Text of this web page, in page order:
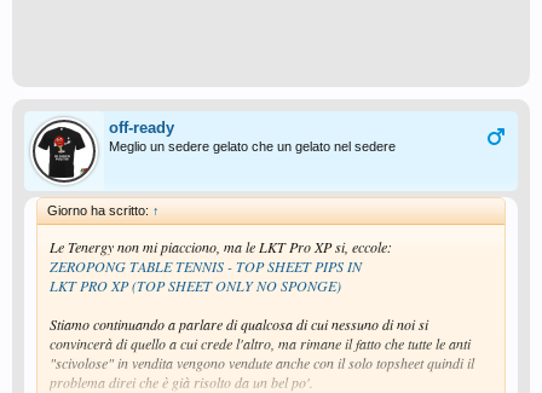
off-ready
Meglio un sedere gelato che un gelato nel sedere
Giorno ha scritto: ↑
Le Tenergy non mi piacciono, ma le LKT Pro XP si, eccole:
ZEROPONG TABLE TENNIS - TOP SHEET PIPS IN
LKT PRO XP (TOP SHEET ONLY NO SPONGE)
Stiamo continuando a parlare di qualcosa di cui nessuno di noi si
convincerà di quello a cui crede l'altro, ma rimane il fatto che tutte le anti
"scivolose" in vendita vengono vendute anche con il solo topsheet quindi il
problema direi che è già risolto da un bel po'.